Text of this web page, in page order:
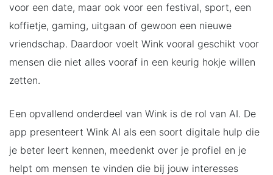
voor een date, maar ook voor een festival, sport, een
koffietje, gaming, uitgaan of gewoon een nieuwe
vriendschap. Daardoor voelt Wink vooral geschikt voor
mensen die niet alles vooraf in een keurig hokje willen
zetten.
Een opvallend onderdeel van Wink is de rol van AI. De
app presenteert Wink AI als een soort digitale hulp die
je beter leert kennen, meedenkt over je profiel en je
helpt om mensen te vinden die bij jouw interesses